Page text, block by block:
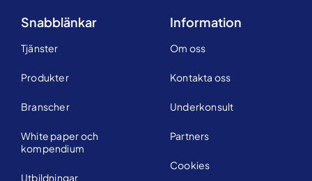
Snabblänkar
Tjänster
Produkter
Branscher
White paper och
kompendium
Utbildningar
Information
Om oss
Kontakta oss
Underkonsult
Partners
Cookies